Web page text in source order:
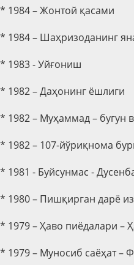
* 1984 – Жонтой қасами
* 1984 – Шаҳризоданинг
* 1983 - Уйғониш
* 1982 – Даҳонинг ёшлиги
* 1982 – Муҳаммад – бугун
* 1982 – 107-йўриқнома
* 1981 - Буйсунмас -
* 1980 – Пишқирган дарё
* 1979 – Ҳаво пиёдалари –
* 1979 – Муносиб саёҳат –